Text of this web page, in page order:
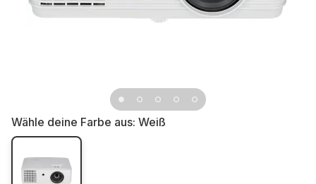
Wähle deine Farbe aus: Weiß